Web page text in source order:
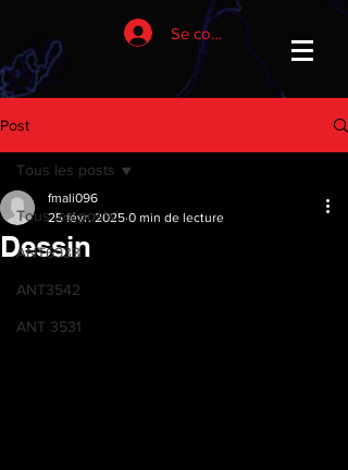
Se connecter
Post
Tous les posts
ANT6933
ANT3542
ANT 3531
Tous les posts
Dessin
fmali096
25 févr. 2025 0 min de lecture